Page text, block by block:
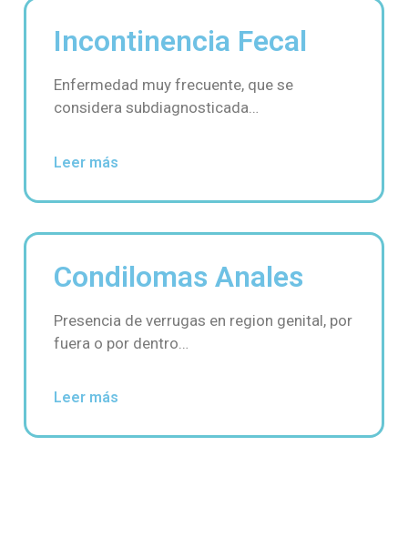
Incontinencia Fecal
Enfermedad muy frecuente, que se
considera subdiagnosticada…
Leer más
Condilomas Anales
Presencia de verrugas en region genital, por
fuera o por dentro…
Leer más